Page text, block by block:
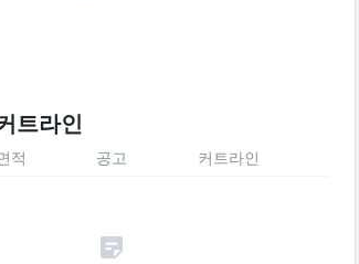
트라인
적 공고 커트라인